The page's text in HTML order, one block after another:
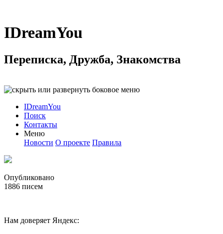
IDreamYou
Переписка, Дружба, Знакомства
IDreamYou
Поиск
Контакты
Меню
Новости О проекте Правила
Опубликовано
1886 писем
Нам доверяет Яндекс: